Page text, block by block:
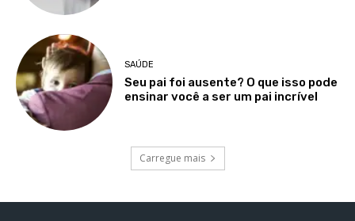
SAÚDE
Seu pai foi ausente? O que isso pode
ensinar você a ser um pai incrível
Carregue mais